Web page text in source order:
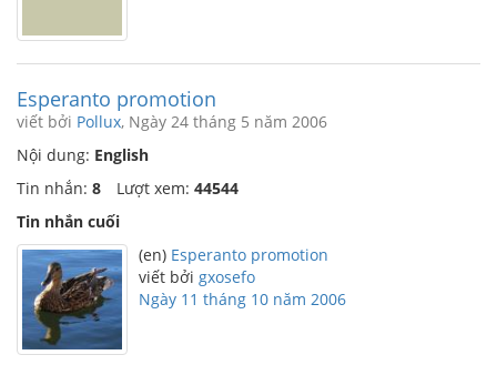
Esperanto promotion
viết bởi Pollux, Ngày 24 tháng 5 năm 2006
Nội dung: English
Tin nhắn: 8 Lượt xem: 44544
Tin nhắn cuối
(en) Esperanto promotion
viết bởi gxosefo
Ngày 11 tháng 10 năm 2006